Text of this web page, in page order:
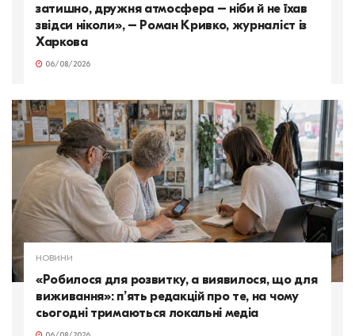
затишно, дружня атмосфера – ніби й не їхав
звідси ніколи», – Роман Кривко, журналіст із
Харкова
06/08/2026
НОВИНИ
«Робилося для розвитку, а виявилося, що для
виживання»: п’ять редакцій про те, на чому
сьогодні тримаються локальні медіа